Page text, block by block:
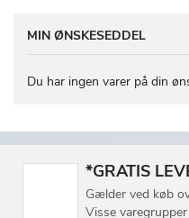
MIN ØNSKESEDDEL
Du har ingen varer på din
*GRATIS
Gælder ved køb
Visse